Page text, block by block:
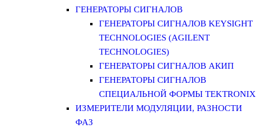
ГЕНЕРАТОРЫ СИГНАЛОВ
ГЕНЕРАТОРЫ СИГНАЛОВ KEYSIGHT
TECHNOLOGIES (AGILENT
TECHNOLOGIES)
ГЕНЕРАТОРЫ СИГНАЛОВ АКИП
ГЕНЕРАТОРЫ СИГНАЛОВ
СПЕЦИАЛЬНОЙ ФОРМЫ TEKTRONIX
ИЗМЕРИТЕЛИ МОДУЛЯЦИИ, РАЗНОСТИ
ФАЗ